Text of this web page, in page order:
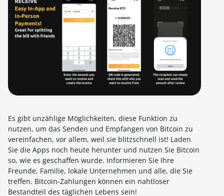
Es gibt unzählige Möglichkeiten, diese Funktion zu
nutzen, um das Senden und Empfangen von Bitcoin zu
vereinfachen, vor allem, weil sie blitzschnell ist! Laden
Sie die Apps noch heute herunter und nutzen Sie Bitcoin
so, wie es geschaffen wurde. Informieren Sie Ihre
Freunde, Familie, lokale Unternehmen und alle, die Sie
treffen. Bitcoin-Zahlungen können ein nahtloser
Bestandteil des täglichen Lebens sein!